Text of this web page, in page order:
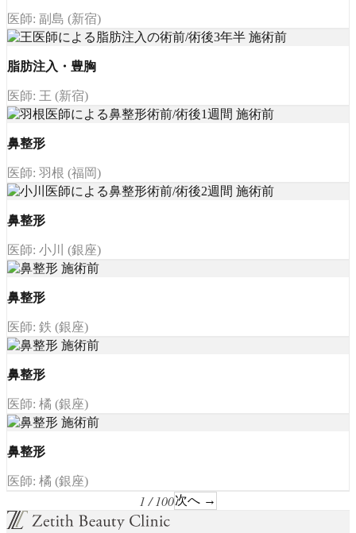
医師: 副島 (新宿)
脂肪注入・豊胸
医師: 王 (新宿)
鼻整形
医師: 羽根 (福岡)
鼻整形
医師: 小川 (銀座)
鼻整形
医師: 鉄 (銀座)
鼻整形
医師: 橘 (銀座)
鼻整形
医師: 橘 (銀座)
1 / 100次へ →